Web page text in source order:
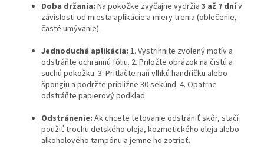
Doba držania: Na pokožke zvyčajne vydržia 3 až 7 dnív
závislosti od miesta aplikácie a miery trenia (oblečenie,
časté umývanie).
Jednoduchá aplikácia: 1. Vystrihnite zvolený motív a
odstráňte ochrannú fóliu. 2. Priložte obrázok na čistú a
suchú pokožku. 3. Pritlačte naň vlhkú handričku alebo
špongiu a podržte približne 30 sekúnd. 4. Opatrne
odstráňte papierový podklad.
Odstránenie: Ak chcete tetovanie odstrániť skôr, stačí
použiť trochu detského oleja, kozmetického oleja alebo
alkoholového tampónu a jemne ho zotrieť.